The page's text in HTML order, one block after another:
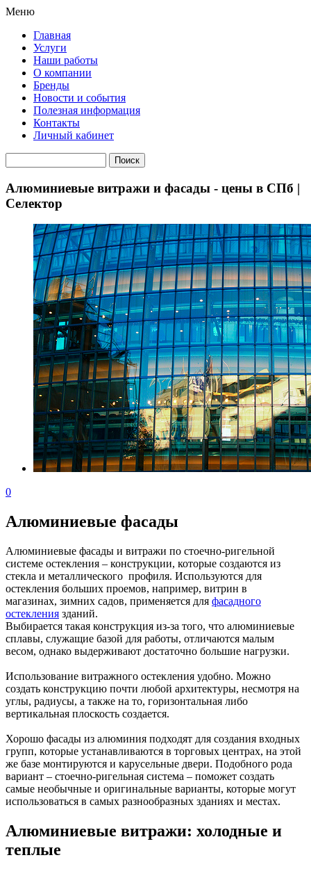
Меню
Главная
Услуги
Наши работы
О компании
Бренды
Новости и события
Полезная информация
Контакты
Личный кабинет
Алюминиевые витражи и фасады - цены в СПб |
Селектор
0
Алюминиевые фасады
Алюминиевые фасады и витражи по стоечно-ригельной
системе остекления – конструкции, которые создаются из
стекла и металлического профиля. Используются для
остекления больших проемов, например, витрин в
магазинах, зимних садов, применяется для фасадного
остекления зданий.
Выбирается такая конструкция из-за того, что алюминиевые
сплавы, служащие базой для работы, отличаются малым
весом, однако выдерживают достаточно большие нагрузки.
Использование витражного остекления удобно. Можно
создать конструкцию почти любой архитектуры, несмотря на
углы, радиусы, а также на то, горизонтальная либо
вертикальная плоскость создается.
Хорошо фасады из алюминия подходят для создания входных
групп, которые устанавливаются в торговых центрах, на этой
же базе монтируются и карусельные двери. Подобного рода
вариант – стоечно-ригельная система – поможет создать
самые необычные и оригинальные варианты, которые могут
использоваться в самых разнообразных зданиях и местах.
Алюминиевые витражи: холодные и
теплые